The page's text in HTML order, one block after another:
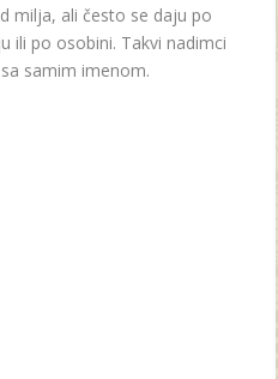
milja, ali često se daju po
ili po osobini. Takvi nadimci
samim imenom.